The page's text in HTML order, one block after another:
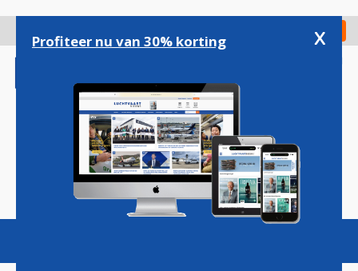
gaan
Check in
Magazine Podcasts Vacatures
Profiteer nu van 30% korting x